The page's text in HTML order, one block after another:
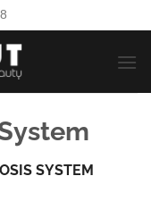
SYSTEM